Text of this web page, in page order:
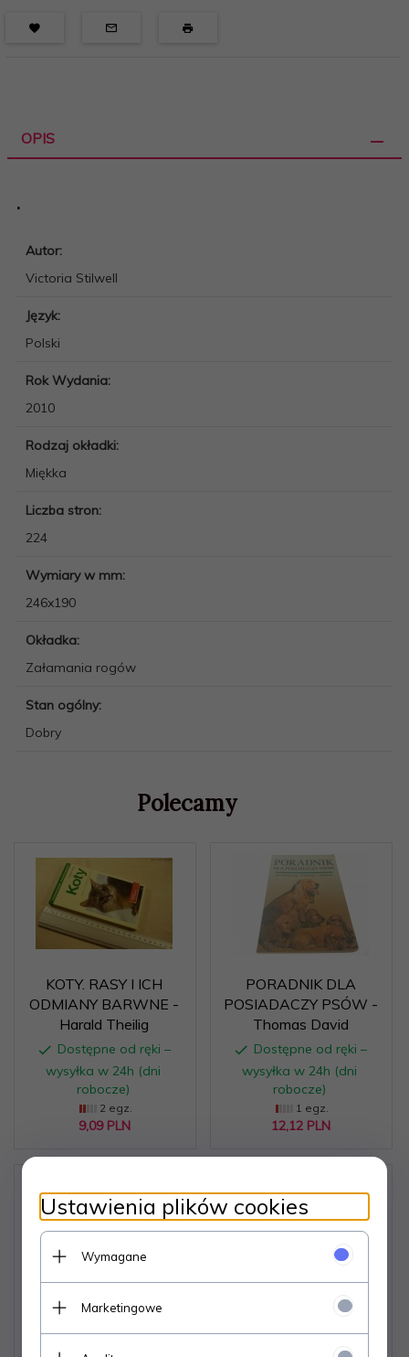
OPIS
.
Autor:
Victoria Stilwell
Język:
Polski
Rok Wydania:
2010
Rodzaj okładki:
Miękka
Liczba stron:
224
Wymiary w mm:
246x190
Okładka:
Załamania rogów
Stan ogólny:
Dobry
Polecamy
KOTY. RASY I ICH
ODMIANY BARWNE -
Harald Theilig
Dostępne od ręki –
wysyłka w 24h (dni
robocze)
2 egz.
9,09 PLN
PORADNIK DLA
POSIADACZY PSÓW -
Thomas David
Dostępne od ręki –
wysyłka w 24h (dni
robocze)
1 egz.
12,12 PLN
ŻÓŁWIE W DOMU -
SEKRETY DELFINÓW -
Ustawienia plików cookies
Wymagane
Marketingowe